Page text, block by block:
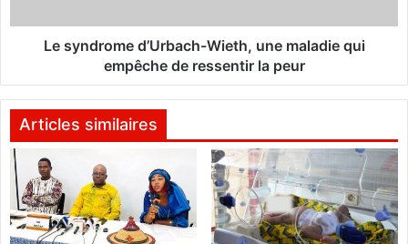
l
o
n
a
i
o
m
’
U
b
a
c
h
-
W
Le syndrome d’Urbach-Wieth, une maladie qui
empêche de ressentir la peur
Articles similaires